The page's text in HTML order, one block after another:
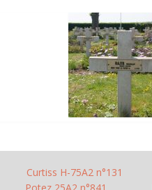
Curtiss H-75A2 n°131